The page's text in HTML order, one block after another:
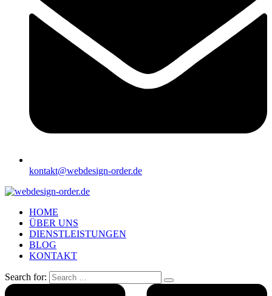
kontakt@webdesign-order.de
HOME
ÜBER UNS
DIENSTLEISTUNGEN
BLOG
KONTAKT
Search for: